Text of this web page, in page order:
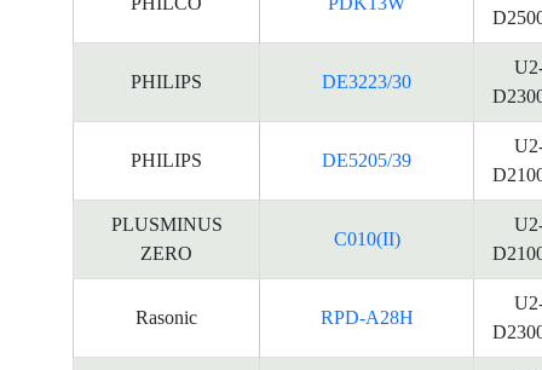
PHILIPS DE3223/30
PHILIPS DE5205/39
PLUSMINUS
ZERO
C010(II)
Rasonic RPD-A28H